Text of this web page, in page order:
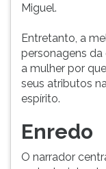
Miguel.
Entretanto, a
personagens da
a mulher por
seus atributos
espírito.
Enredo
O narrador